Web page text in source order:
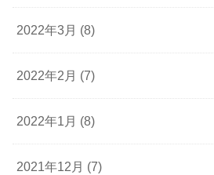
2022年3月 (8)
2022年2月 (7)
2022年1月 (8)
2021年12月 (7)